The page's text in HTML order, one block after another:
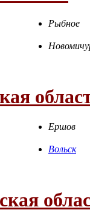
Рыбное
Ершов
Вольск